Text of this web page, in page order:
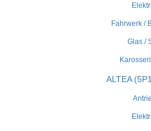
Fahrwerk /
Glas /
ALTEA